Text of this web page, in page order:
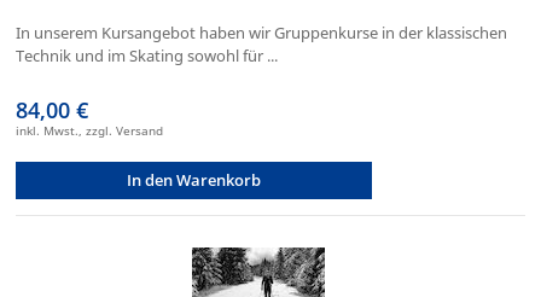
In unserem Kursangebot haben wir Gruppenkurse in der klassischen
Technik und im Skating sowohl für ...
84,00 €
inkl. Mwst., zzgl. Versand
In den Warenkorb